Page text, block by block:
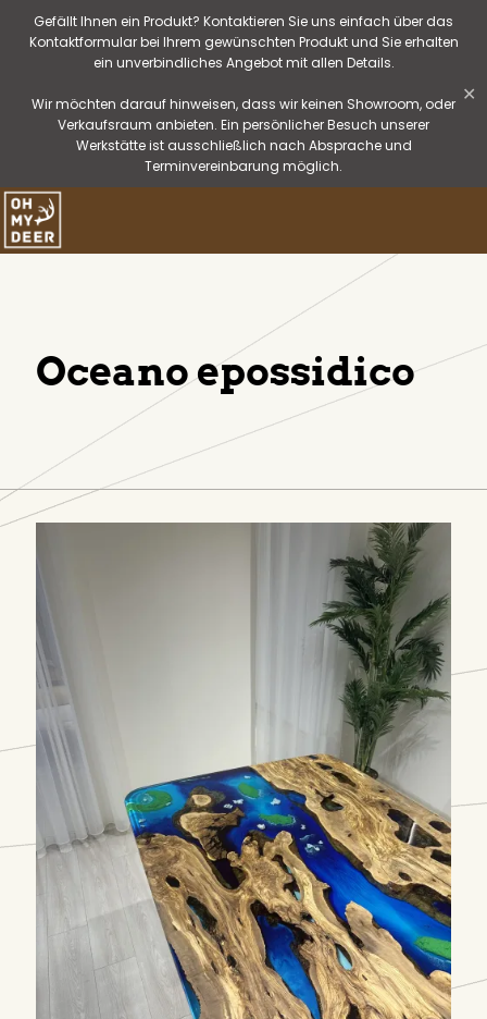
Gefällt Ihnen ein Produkt? Kontaktieren Sie uns einfach über das
Kontaktformular bei Ihrem gewünschten Produkt und Sie erhalten
ein unverbindliches Angebot mit allen Details.
Wir möchten darauf hinweisen, dass wir keinen Showroom, oder
Verkaufsraum anbieten. Ein persönlicher Besuch unserer
Werkstätte ist ausschließlich nach Absprache und
Terminvereinbarung möglich.
✕
Oceano epossidico